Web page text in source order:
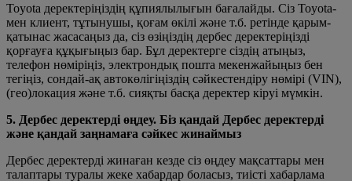
Toyota деректеріңіздің құпиялылығын бағалайды. Сіз Toyota-
мен клиент, тұтынушы, қоғам өкілі және т.б. ретінде қарым-
қатынас жасасаңыз да, сіз өзіңіздің дербес деректеріңізді
қорғауға құқығыңыз бар. Бұл деректерге сіздің атыңыз,
телефон нөміріңіз, электрондық пошта мекенжайыңыз бен
тегіңіз, сондай-ақ автокөлігіңіздің сәйкестендіру нөмірі (VIN),
(гео)локация және т.б. сияқты басқа деректер кіруі мүмкін.
5. Дербес деректерді өңдеу. Біз қандай Дербес деректерді
және қандай заңнамаға сәйкес жинаймыз
Дербес деректерді жинаған кезде сіз өңдеу мақсаттары мен
талаптары туралы жеке хабардар боласыз, тиісті хабарлама